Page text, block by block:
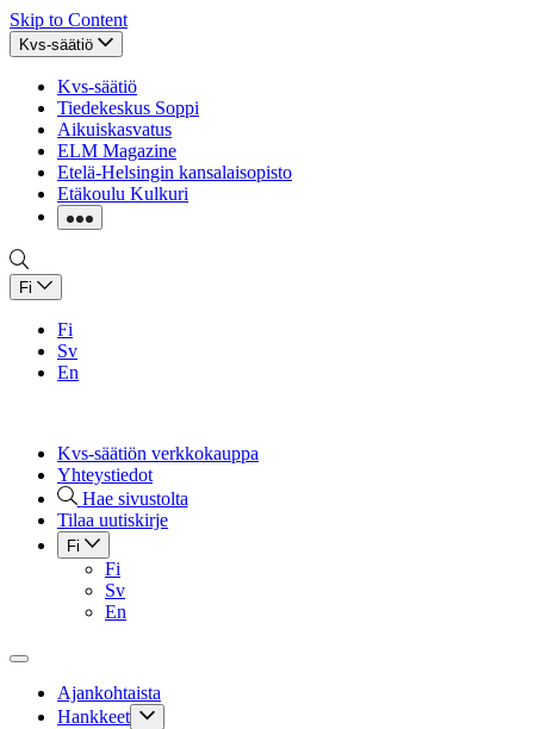
Skip to Content
Kvs-säätiö
Kvs-säätiö
Tiedekeskus Soppi
Aikuiskasvatus
ELM Magazine
Etelä-Helsingin kansalaisopisto
Etäkoulu Kulkuri
Fi
Fi
Sv
En
Kvs-säätiön verkkokauppa
Yhteystiedot
Hae sivustolta
Tilaa uutiskirje
Fi
Fi
Sv
En
Ajankohtaista
Hankkeet